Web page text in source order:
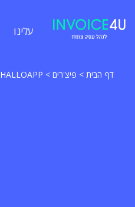
עלינו
דף הבית > פיצ'רים >
HALLOAPP